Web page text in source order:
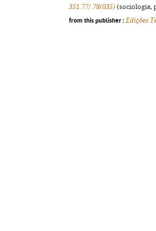
351.77/.78(035) (sociologia,
from this publisher : Edições